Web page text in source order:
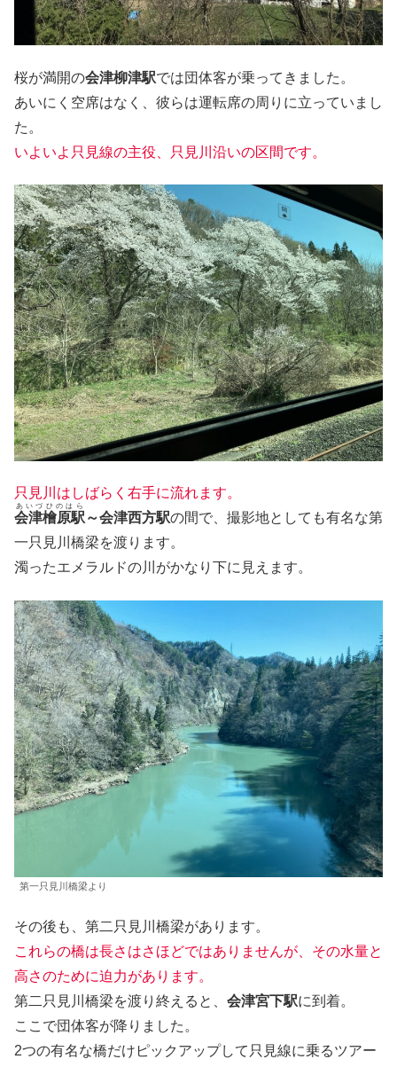
桜が満開の会津柳津駅では団体客が乗ってきました。
あいにく空席はなく、彼らは運転席の周りに立っていまし
た。
いよいよ只見線の主役、只見川沿いの区間です。
只見川はしばらく右手に流れます。
会津檜原駅
あいづひのはら
～会津西方駅の間で、撮影地としても有名な第
一只見川橋梁を渡ります。
濁ったエメラルドの川がかなり下に見えます。
第一只見川橋梁より
その後も、第二只見川橋梁があります。
これらの橋は長さはさほどではありませんが、その水量と
高さのために迫力があります。
第二只見川橋梁を渡り終えると、 会津宮下駅に到着。
ここで団体客が降りました。
2つの有名な橋だけピックアップして只見線に乗るツアー